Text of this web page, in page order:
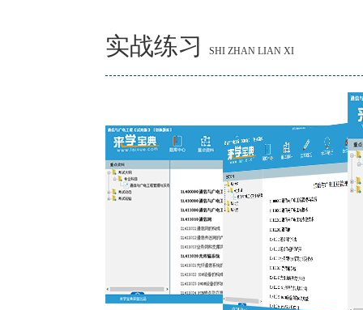
实战练习 SHI ZHAN LIAN XI